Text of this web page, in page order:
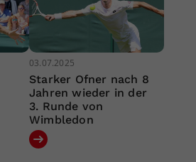
03.07.2025
Starker Ofner nach 8
Jahren wieder in der
3. Runde von
Wimbledon